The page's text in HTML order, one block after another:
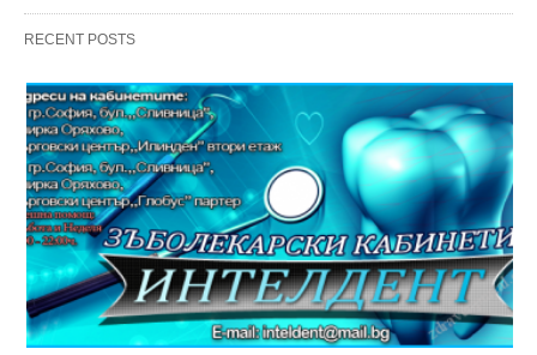
RECENT POSTS